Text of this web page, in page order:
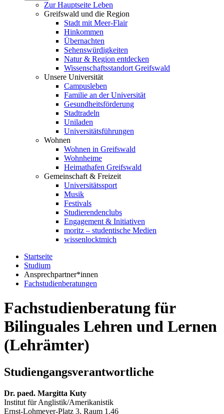
Zur Hauptseite Leben
Greifswald und die Region
Stadt mit Meer-Flair
Hinkommen
Übernachten
Sehenswürdigkeiten
Natur & Region entdecken
Wissenschaftsstandort Greifswald
Unsere Universität
Campusleben
Familie an der Universität
Gesundheitsförderung
Stadtradeln
Uniladen
Universitätsführungen
Wohnen
Wohnen in Greifswald
Wohnheime
Heimathafen Greifswald
Gemeinschaft & Freizeit
Universitätssport
Musik
Festivals
Studierendenclubs
Engagement & Initiativen
moritz – studentische Medien
wissenlocktmich
Startseite
Studium
Ansprechpartner*innen
Fachstudienberatungen
Fachstudienberatung für
Bilinguales Lehren und Lernen
(Lehrämter)
Studiengangsverantwortliche
Dr. paed. Margitta Kuty
Institut für Anglistik/Amerikanistik
Ernst-Lohmeyer-Platz 3, Raum 1.46